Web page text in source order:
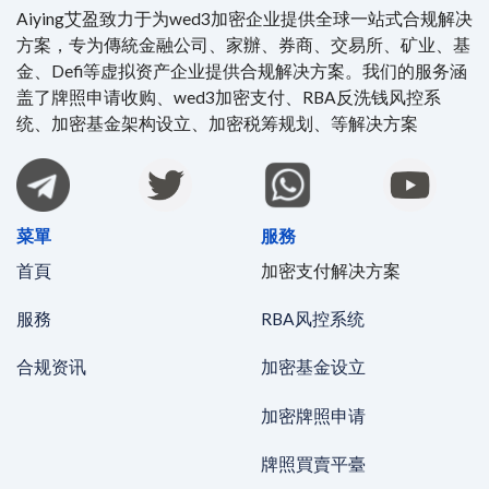
Aiying艾盈致力于为wed3加密企业提供全球一站式合规解决
方案，专为傳統金融公司、家辦、券商、交易所、矿业、基
金、Defi等虚拟资产企业提供合规解决方案。我们的服务涵
盖了牌照申请收购、wed3加密支付、RBA反洗钱风控系
统、加密基金架构设立、加密税筹规划、等解决方案
菜單
首頁
服務
合规资讯
服務
加密支付解决方案
RBA风控系统
加密基金设立
加密牌照申请
牌照買賣平臺